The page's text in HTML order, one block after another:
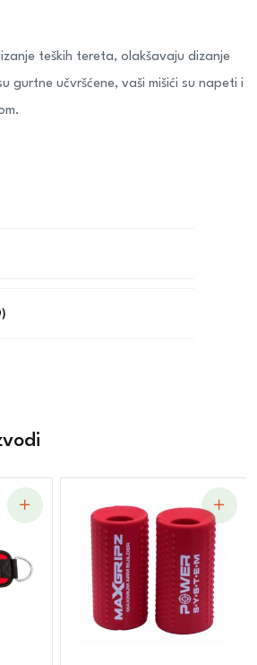
teških tereta, olakšavaju dizanje
gurtne učvršćene, vaši mišići su napeti i